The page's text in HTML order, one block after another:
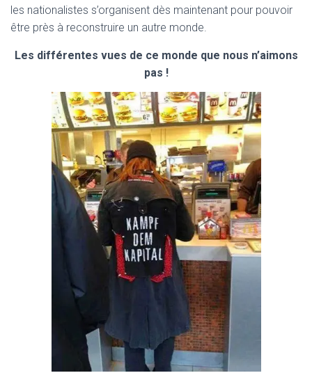
les nationalistes s’organisent dès maintenant pour pouvoir
être près à reconstruire un autre monde.
Les différentes vues de ce monde que nous n’aimons
pas !